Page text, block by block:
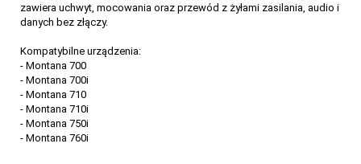
zawiera uchwyt, mocowania oraz przewód z żyłami zasilania, audio i
danych bez złączy.
Kompatybilne urządzenia:
- Montana 700
- Montana 700i
- Montana 710
- Montana 710i
- Montana 750i
- Montana 760i